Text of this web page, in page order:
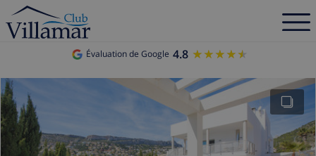
Évaluation de Google 4.8 ★★★★★
★★★★★